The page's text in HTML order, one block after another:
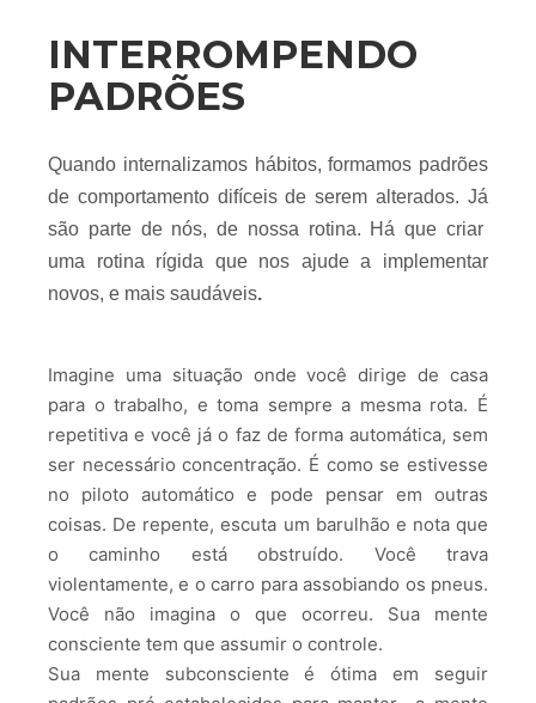
INTERROMPENDO
PADRÕES
Quando internalizamos hábitos, formamos padrões
de comportamento difíceis de serem alterados. Já
são parte de nós, de nossa rotina. Há que criar
uma rotina rígida que nos ajude a implementar
novos, e mais saudáveis.
Imagine uma situação onde você dirige de casa
para o trabalho, e toma sempre a mesma rota. É
repetitiva e você já o faz de forma automática, sem
ser necessário concentração. É como se estivesse
no piloto automático e pode pensar em outras
coisas. De repente, escuta um barulhão e nota que
o caminho está obstruído. Você trava
violentamente, e o carro para assobiando os pneus.
Você não imagina o que ocorreu. Sua mente
consciente tem que assumir o controle.
Sua mente subconsciente é ótima em seguir